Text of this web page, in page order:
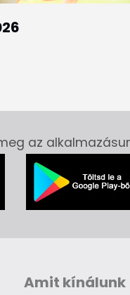
az
Amit kínálunk